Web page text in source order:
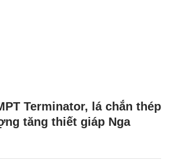
Terminator, lá chắn thép
tăng thiết giáp Nga